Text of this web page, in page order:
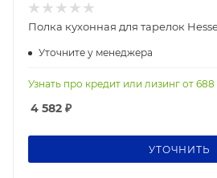
Полка кухонная для тарелок
Уточните у менеджера
Узнать про кредит или лизинг от 688
4 582 ₽
УТОЧНИТЬ